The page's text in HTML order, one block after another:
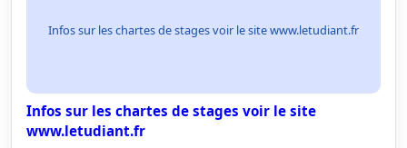
Infos sur les chartes de stages voir le site www.letudiant.fr
Infos sur les chartes de stages voir le site
www.letudiant.fr